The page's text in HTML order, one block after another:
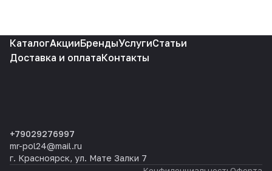
КаталогАкцииБрендыУслугиСтатьи
Доставка и оплатаКонтакты
+79029276997
mr-pol24@mail.ru
г. Красноярск, ул. Мате Залки 7